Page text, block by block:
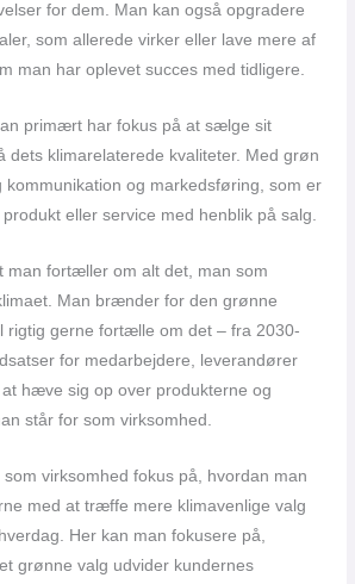
for dem. Man kan også opgradere
som allerede virker eller lave mere af
man har oplevet succes med tidligere.
primært har fokus på at sælge sit
dets klimarelaterede kvaliteter. Med grøn
kommunikation og markedsføring, som er
eller service med henblik på salg.
man fortæller om alt det, man som
Man brænder for den grønne
rigtig gerne fortælle om det – fra 2030-
for medarbejdere, leverandører
hæve sig op over produkterne og
står for som virksomhed.
virksomhed fokus på, hvordan man
med at træffe mere klimavenlige valg
Her kan man fokusere på,
grønne valg udvider kundernes